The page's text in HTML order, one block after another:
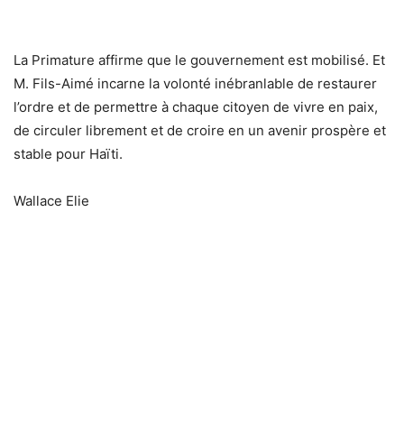
La Primature affirme que le gouvernement est mobilisé. Et
M. Fils-Aimé incarne la volonté inébranlable de restaurer
l’ordre et de permettre à chaque citoyen de vivre en paix,
de circuler librement et de croire en un avenir prospère et
stable pour Haïti.
Wallace Elie